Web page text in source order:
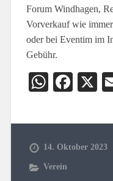
Forum Windhagen,
Vorverkauf wie
oder bei Eventim im
Gebühr.
X
14. Oktober 2023
Verein